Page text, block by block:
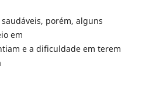
porém, alguns
em
e a dificuldade em terem